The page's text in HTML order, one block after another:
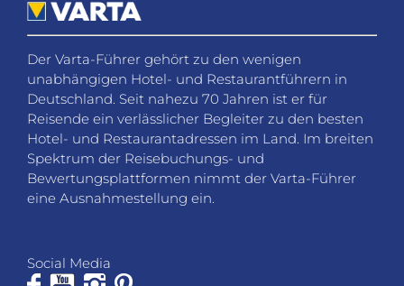
Der Varta-Führer gehört zu den wenigen
unabhängigen Hotel- und Restaurantführern in
Deutschland. Seit nahezu 70 Jahren ist er für
Reisende ein verlässlicher Begleiter zu den besten
Hotel- und Restaurantadressen im Land. Im breiten
Spektrum der Reisebuchungs- und
Bewertungsplattformen nimmt der Varta-Führer
eine Ausnahmestellung ein.
Social Media